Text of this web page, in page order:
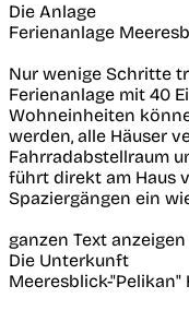
Die Anlage
Ferienanlage
Nur wenige Schritte
Ferienanlage mit 40
Wohneinheiten
werden, alle Häuser
Fahrradabstellraum
führt direkt am Haus
Spaziergängen ein
ganzen Text anzeigen
Die Unterkunft
Meeresblick-"Pelikan"